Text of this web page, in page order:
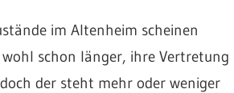
im Altenheim scheinen
schon länger, ihre Vertretung
der steht mehr oder weniger